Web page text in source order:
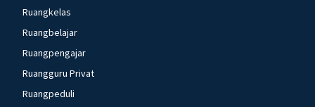
Ruangkelas
Ruangbelajar
Ruangpengajar
Ruangguru Privat
Ruangpeduli